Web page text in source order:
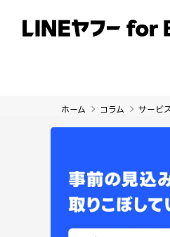
サービス 事例
ホーム コラム サービ